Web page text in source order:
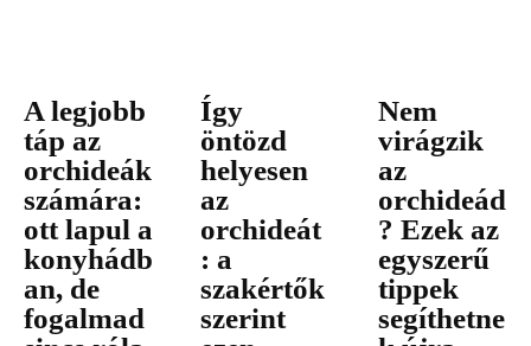
A legjobb
táp az
orchideák
számára:
ott lapul a
konyhádb
an, de
fogalmad
Így
öntözd
helyesen
az
orchideát
: a
szakértők
szerint
Nem
virágzik
az
orchideád
? Ezek az
egyszerű
tippek
segíthetne